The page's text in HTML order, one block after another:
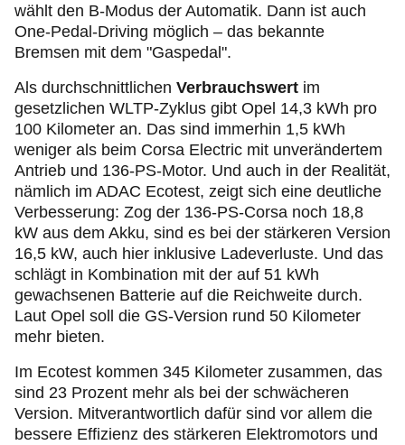
wählt den B-Modus der Automatik. Dann ist auch
One-Pedal-Driving möglich – das bekannte
Bremsen mit dem "Gaspedal".
Als durchschnittlichen Verbrauchswert im
gesetzlichen WLTP-Zyklus gibt Opel 14,3 kWh pro
100 Kilometer an. Das sind immerhin 1,5 kWh
weniger als beim Corsa Electric mit unverändertem
Antrieb und 136-PS-Motor. Und auch in der Realität,
nämlich im ADAC Ecotest, zeigt sich eine deutliche
Verbesserung: Zog der 136-PS-Corsa noch 18,8
kW aus dem Akku, sind es bei der stärkeren Version
16,5 kW, auch hier inklusive Ladeverluste. Und das
schlägt in Kombination mit der auf 51 kWh
gewachsenen Batterie auf die Reichweite durch.
Laut Opel soll die GS-Version rund 50 Kilometer
mehr bieten.
Im Ecotest kommen 345 Kilometer zusammen, das
sind 23 Prozent mehr als bei der schwächeren
Version. Mitverantwortlich dafür sind vor allem die
bessere Effizienz des stärkeren Elektromotors und